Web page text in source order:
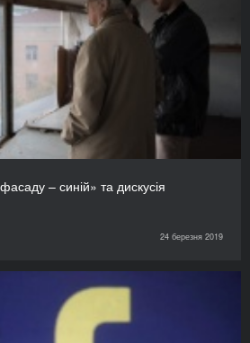
– синій» та дискусія
24 березня 2019